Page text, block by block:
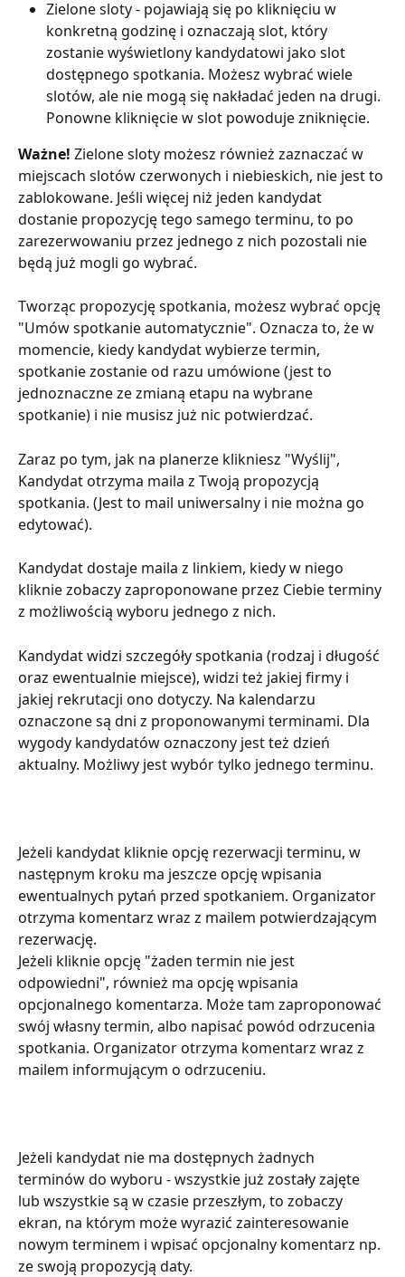
Zielone sloty - pojawiają się po kliknięciu w
konkretną godzinę i oznaczają slot, który
zostanie wyświetlony kandydatowi jako slot
dostępnego spotkania. Możesz wybrać wiele
slotów, ale nie mogą się nakładać jeden na drugi.
Ponowne kliknięcie w slot powoduje zniknięcie.
Ważne! Zielone sloty możesz również zaznaczać w
miejscach slotów czerwonych i niebieskich, nie jest to
zablokowane. Jeśli więcej niż jeden kandydat
dostanie propozycję tego samego terminu, to po
zarezerwowaniu przez jednego z nich pozostali nie
będą już mogli go wybrać.
Tworząc propozycję spotkania, możesz wybrać opcję
"Umów spotkanie automatycznie". Oznacza to, że w
momencie, kiedy kandydat wybierze termin,
spotkanie zostanie od razu umówione (jest to
jednoznaczne ze zmianą etapu na wybrane
spotkanie) i nie musisz już nic potwierdzać.
Zaraz po tym, jak na planerze klikniesz "Wyślij",
Kandydat otrzyma maila z Twoją propozycją
spotkania. (Jest to mail uniwersalny i nie można go
edytować).
Kandydat dostaje maila z linkiem, kiedy w niego
kliknie zobaczy zaproponowane przez Ciebie terminy
z możliwością wyboru jednego z nich.
Kandydat widzi szczegóły spotkania (rodzaj i długość
oraz ewentualnie miejsce), widzi też jakiej firmy i
jakiej rekrutacji ono dotyczy. Na kalendarzu
oznaczone są dni z proponowanymi terminami. Dla
wygody kandydatów oznaczony jest też dzień
aktualny. Możliwy jest wybór tylko jednego terminu.
Jeżeli kandydat kliknie opcję rezerwacji terminu, w
następnym kroku ma jeszcze opcję wpisania
ewentualnych pytań przed spotkaniem. Organizator
otrzyma komentarz wraz z mailem potwierdzającym
rezerwację.
Jeżeli kliknie opcję "żaden termin nie jest
odpowiedni", również ma opcję wpisania
opcjonalnego komentarza. Może tam zaproponować
swój własny termin, albo napisać powód odrzucenia
spotkania. Organizator otrzyma komentarz wraz z
mailem informującym o odrzuceniu.
Jeżeli kandydat nie ma dostępnych żadnych
terminów do wyboru - wszystkie już zostały zajęte
lub wszystkie są w czasie przeszłym, to zobaczy
ekran, na którym może wyrazić zainteresowanie
nowym terminem i wpisać opcjonalny komentarz np.
ze swoją propozycją daty.